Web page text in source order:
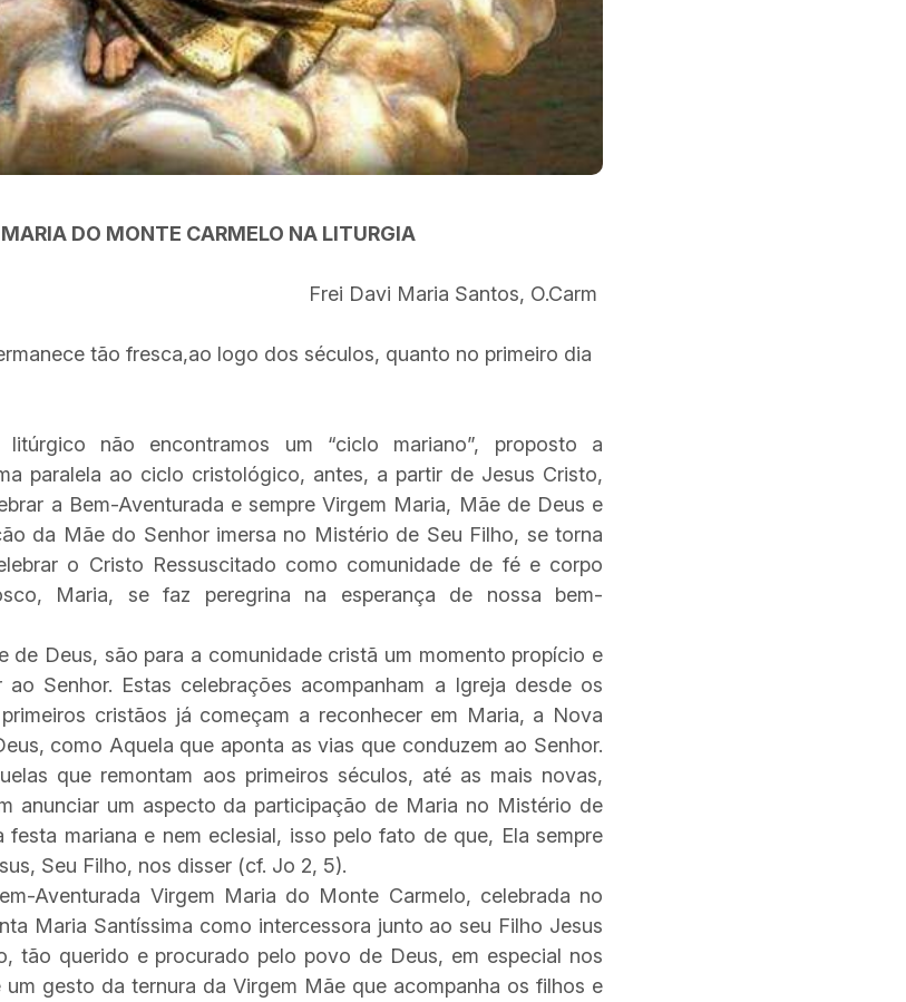
DO MONTE CARMELO NA LITURGIA
Frei Davi Maria Santos, O.Carm
tão fresca,ao logo dos séculos, quanto no primeiro dia
não encontramos um “ciclo mariano”, proposto a
paralela ao ciclo cristológico, antes, a partir de Jesus Cristo,
a Bem-Aventurada e sempre Virgem Maria, Mãe de Deus e
da Mãe do Senhor imersa no Mistério de Seu Filho, se torna
o Cristo Ressuscitado como comunidade de fé e corpo
Maria, se faz peregrina na esperança de nossa bem-
Deus, são para a comunidade cristã um momento propício e
Senhor. Estas celebrações acompanham a Igreja desde os
cristãos já começam a reconhecer em Maria, a Nova
como Aquela que aponta as vias que conduzem ao Senhor.
que remontam aos primeiros séculos, até as mais novas,
anunciar um aspecto da participação de Maria no Mistério de
mariana e nem eclesial, isso pelo fato de que, Ela sempre
Seu Filho, nos disser (cf. Jo 2, 5).
Aventurada Virgem Maria do Monte Carmelo, celebrada no
Maria Santíssima como intercessora junto ao seu Filho Jesus
tão querido e procurado pelo povo de Deus, em especial nos
gesto da ternura da Virgem Mãe que acompanha os filhos e